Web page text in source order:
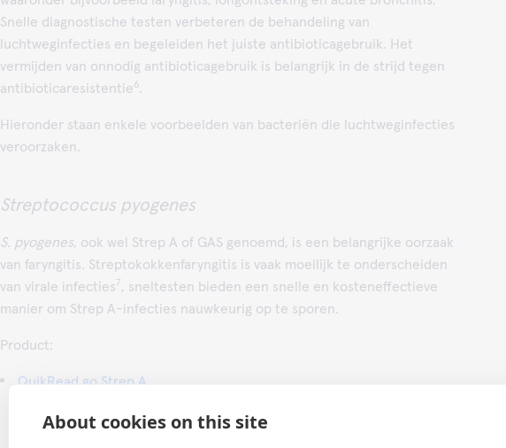
About cookies on this site
Snelle diagnostische testen verbeteren de behandeling van
luchtweginfecties en begeleiden het juiste antibioticagebruik. Het
vermijden van onnodig antibioticagebruik is belangrijk in de strijd tegen
antibioticaresistentie6.
Hieronder staan enkele voorbeelden van bacteriën die luchtweginfecties
veroorzaken.
Streptococcus pyogenes
S. pyogenes, ook wel Strep A of GAS genoemd, is een belangrijke oorzaak
van faryngitis. Streptokokkenfaryngitis is vaak moeilijk te onderscheiden
van virale infecties7, sneltesten bieden een snelle en kosteneffectieve
manier om Strep A-infecties nauwkeurig op te sporen.
Product:
QuikRead go Strep A